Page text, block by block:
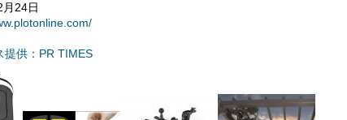
24日
提供：PR TIMES